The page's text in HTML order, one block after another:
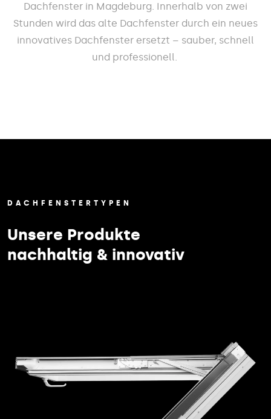
Dachfenster in Magdeburg. Innerhalb von zwei
Stunden wird das alte Dachfenster durch ein neues
innovatives Dachfenster ersetzt – sauber, schnell
und professionell.
DACHFENSTERTYPEN
Unsere Produkte
nachhaltig & innovativ